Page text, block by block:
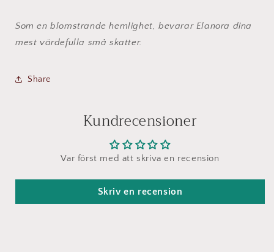
Som en blomstrande hemlighet, bevarar Elanora dina
mest värdefulla små skatter.
Share
Kundrecensioner
Var först med att skriva en recension
Skriv en recension